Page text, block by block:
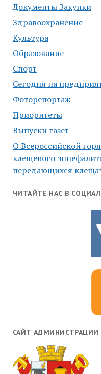
Документы Закупки
Здравоохранение
Культура
Образование
Спорт
Сегодня на
Фоторепортаж
Приоритеты
Выпуски газет
О Всероссийской
клещевого
передающихся
ЧИТАЙТЕ НАС В
САЙТ АДМИНИСТРАЦИИ